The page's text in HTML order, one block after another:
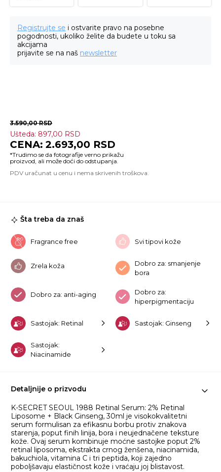
Registrujte se i ostvarite pravo na posebne
pogodnosti, ukoliko želite da budete u toku sa
akcijama
prijavite se na naš newsletter
3.590,00RSD
Ušteda: 897,00 RSD
2.693,00 RSD
Šta treba da znaš
Fragrance free Svi tipovi kože
Zrela koža
Dobro za: smanjenje
bora
Dobro za: anti-aging
Dobro za:
hiperpigmentaciju
Sastojak: Retinal Sastojak: Ginseng
Sastojak:
Niacinamide
Detaljnije o prizvodu
​K-SECRET SEOUL 1988 Retinal Serum: 2% Retinal
Liposome + Black Ginseng, 30ml je visokokvalitetni
serum formulisan za efikasnu borbu protiv znakova
starenja, poput finih linija, bora i neujednačene teksture
kože. Ovaj serum kombinuje moćne sastojke poput 2%
retinal liposoma, ekstrakta crnog ženšena, niacinamida,
bakuchiola, vitamina C i tri peptida, koji zajedno
poboljšavaju elastičnost kože i vraćaju joj blistavost.